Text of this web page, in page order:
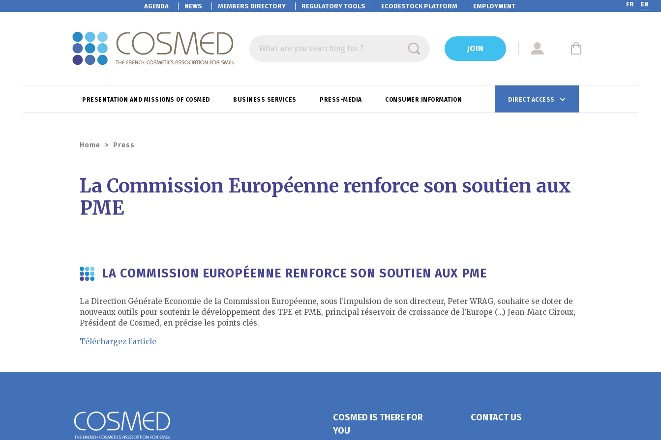
AGENDA NEWS MEMBERS DIRECTORY REGULATORY TOOLS ECODESTOCK PLATFORM EMPLOYMENT FR EN
What are you searching for ? JOIN
PRESENTATION AND MISSIONS OF COSMED BUSINESS SERVICES PRESS-MEDIA CONSUMER INFORMATION DIRECT ACCESS
Home > Press
La Commission Européenne renforce son soutien aux
PME
LA COMMISSION EUROPÉENNE RENFORCE SON SOUTIEN AUX PME
La Direction Générale Economie de la Commission Européenne, sous l’impulsion de son directeur, Peter WRAG, souhaite se doter de
nouveaux outils pour soutenir le développement des TPE et PME, principal réservoir de croissance de l’Europe (…) Jean-Marc Giroux,
Président de Cosmed, en précise les points clés.
Téléchargez l’article
COSMED IS THERE FOR
YOU
CONTACT US